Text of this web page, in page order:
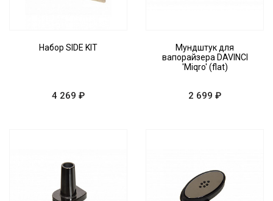
Набор SIDE KIT
4 269 ₽
Мундштук для
вапорайзера DAVINCI
'Miqro' (flat)
2 699 ₽